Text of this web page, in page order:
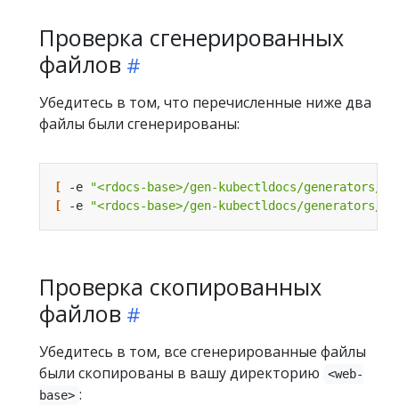
Проверка сгенерированных
файлов
Убедитесь в том, что перечисленные ниже два
файлы были сгенерированы:
[ -e
"<rdocs-base>/gen-kubectldocs/generators/
[ -e "<rdocs-base>/gen-kubectldocs/generators/
Проверка скопированных
файлов
Убедитесь в том, все сгенерированные файлы
были скопированы в вашу директорию
<web-
base> :